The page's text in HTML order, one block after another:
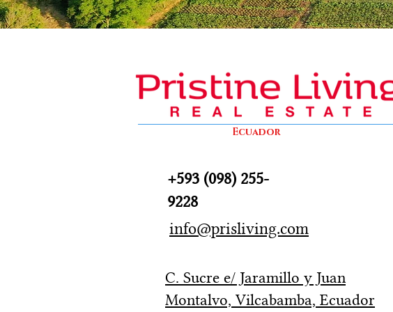
Ecuador
+593 (098) 255-
9228
info@prisliving.com
C. Sucre e/ Jaramillo y Juan
Montalvo, Vilcabamba, Ecuador